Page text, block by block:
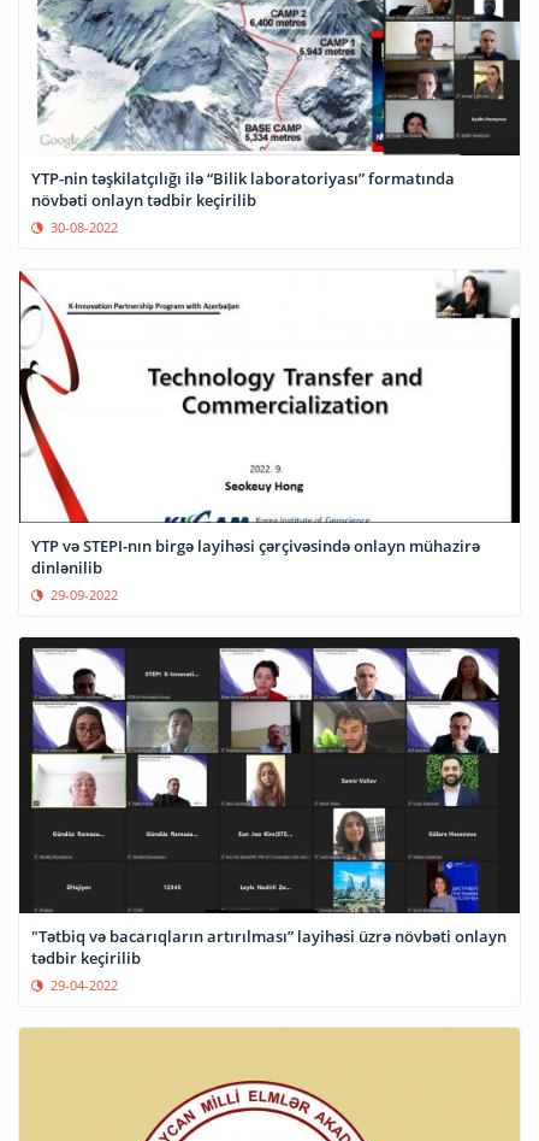
YTP-nin təşkilatçılığı ilə “Bilik laboratoriyası” formatında
növbəti onlayn tədbir keçirilib
30-08-2022
YTP və STEPI-nın birgə layihəsi çərçivəsində onlayn mühazirə
dinlənilib
29-09-2022
"Tətbiq və bacarıqların artırılması” layihəsi üzrə növbəti onlayn
tədbir keçirilib
29-04-2022